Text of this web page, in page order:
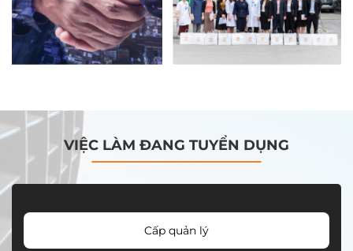
VIỆC LÀM ĐANG TUYỂN DỤNG
Cấp quản lý